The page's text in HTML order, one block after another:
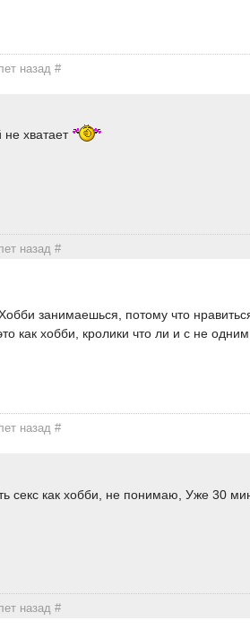
назад#
не хватает
назад#
занимаешься, потому что
как хобби, кролики что ли и с не
назад#
секс как хобби, не понимаю, Уже 30
назад#